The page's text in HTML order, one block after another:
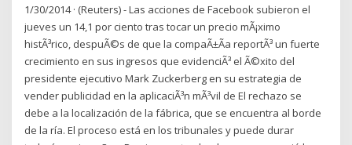
1/30/2014 · (Reuters) - Las acciones de Facebook subieron el
jueves un 14,1 por ciento tras tocar un precio mÃ¡ximo
histÃ³rico, despuÃ©s de que la compaÃ±Ã­a reportÃ³ un fuerte
crecimiento en sus ingresos que evidenciÃ³ el Ã©xito del
presidente ejecutivo Mark Zuckerberg en su estrategia de
vender publicidad en la aplicaciÃ³n mÃ³vil de El rechazo se
debe a la localización de la fábrica, que se encuentra al borde
de la ría. El proceso está en los tribunales y puede durar